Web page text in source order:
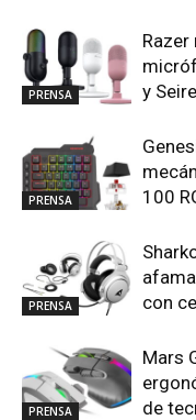
PRENSA
Razer
y
PRENSA
100
PRENSA
con
PRENSA
Mars
de